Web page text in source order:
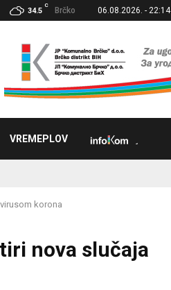
34.5
C
Brčko 06.08.2026. - 22:14
VREMEPLOV
korona
nova slučaja